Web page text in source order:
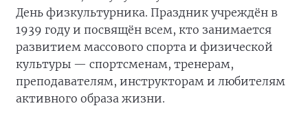
День физкультурника. Праздник учреждён в
1939 году и посвящён всем, кто занимается
развитием массового спорта и физической
культуры — спортсменам, тренерам,
преподавателям, инструкторам и любителям
активного образа жизни.